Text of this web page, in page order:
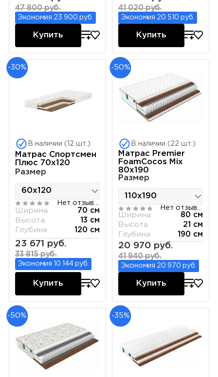
47 800 руб.
Экономия 23 900 руб.
Купить
41 020 руб.
Экономия 20 510 руб.
Купить
-30%
В наличии (12 шт.)
Матрас Спортсмен
Плюс 70х120
Размер
Ширина
70 см
Высота
13 см
Глубина
120 см
23 671 руб.
33 815 руб.
Экономия 10 144 руб.
Купить
-50%
В наличии (22 шт.)
Матрас Premier
FoamCocos Mix
80х190
Размер
Ширина
80 см
Высота
21 см
Глубина
190 см
20 970 руб.
41 940 руб.
Экономия 20 970 руб.
Купить
-50% -35%